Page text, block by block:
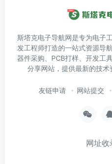
斯塔克电子导航网是专为电子
发工程师打造的一站式资源导
器件采购、PCB打样、开发工
分享网站，提供最新的技术
友链申请 网站提交
网址收